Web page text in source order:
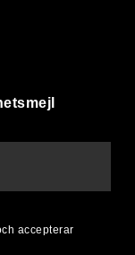
accepterar